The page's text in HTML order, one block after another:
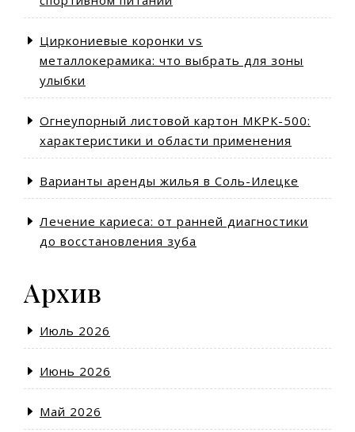
Циркониевые коронки vs
металлокерамика: что выбрать для зоны
улыбки
Огнеупорный листовой картон МКРК-500:
характеристики и области применения
Варианты аренды жилья в Соль-Илецке
Лечение кариеса: от ранней диагностики
до восстановления зуба
Архив
Июль 2026
Июнь 2026
Май 2026